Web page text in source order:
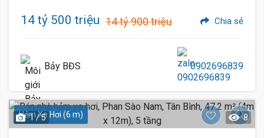
14 tỷ 500 triệu 14 tỷ 900 triệu Chia sẻ
Bảy BĐS 0902696839
Hẻm Xe Hơi (6 m)
1 / 5 8